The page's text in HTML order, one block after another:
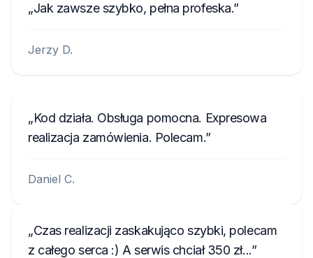
Jak zawsze szybko, pełna profeska.
Jerzy D.
Kod działa. Obsługa pomocna. Expresowa
realizacja zamówienia. Polecam.
Daniel C.
Czas realizacji zaskakująco szybki, polecam
z całego serca :) A serwis chciał 350 zł...